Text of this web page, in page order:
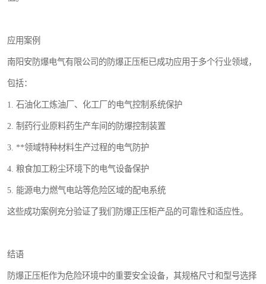
应用案例
南阳安防爆电气有限公司的防爆正压柜已成功应用于多个行业领域，
包括：
1. 石油化工炼油厂、化工厂的电气控制系统保护
2. 制药行业原料药生产车间的防爆控制装置
3. **领域特种材料生产过程的电气防护
4. 粮食加工粉尘环境下的电气设备保护
5. 能源电力燃气电站等危险区域的配电系统
这些成功案例充分验证了我们防爆正压柜产品的可靠性和适应性。
结语
防爆正压柜作为危险环境中的重要安全设备，其规格尺寸和型号选择